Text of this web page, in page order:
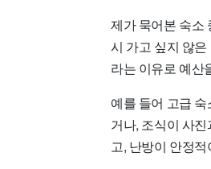
제가 묵어본 숙소
시 가고 싶지 않
라는 이유로 예산
예를 들어 고급
거나, 조식이 사
고, 난방이 안정